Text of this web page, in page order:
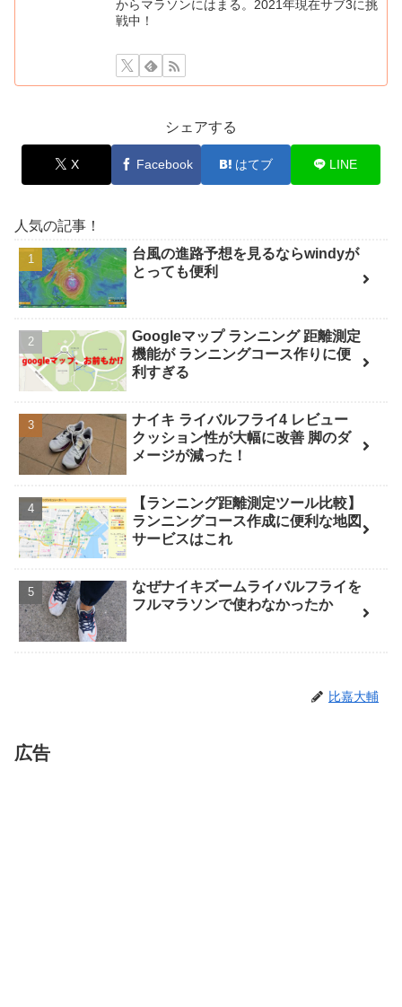
からマラソンにはまる。2021年現在サブ3に挑
戦中！
シェアする
X Facebook はてブ LINE
人気の記事！
台風の進路予想を見るならwindyが
とっても便利
Googleマップ ランニング 距離測定
機能が ランニングコース作りに便
利すぎる
ナイキ ライバルフライ4 レビュー
クッション性が大幅に改善 脚のダ
メージが減った！
【ランニング距離測定ツール比較】
ランニングコース作成に便利な地図
サービスはこれ
なぜナイキズームライバルフライを
フルマラソンで使わなかったか
比嘉大輔
広告